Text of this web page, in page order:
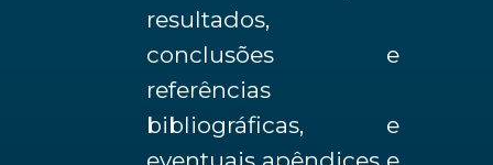
resultados,
conclusões e
referências
bibliográficas, e